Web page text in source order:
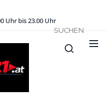
Uhr bis 23.00 Uhr
SUCHEN